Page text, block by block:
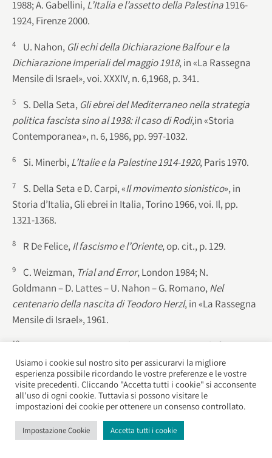
1988; A. Gabellini,L’Italia e l’assetto della Palestina1916-
1924, Firenze 2000.
4 U. Nahon, Gli echi della Dichiarazione Balfour e la
Dichiarazione Imperiali del maggio 1918, in «La Rassegna
Mensile di Israel», voi. XXXIV, n. 6,1968, p. 341.
5 S. Della Seta, Gli ebrei del Mediterraneo nella strategia
politica fascista sino al 1938: il caso di Rodi,in «Storia
Contemporanea», n. 6, 1986, pp. 997-1032.
6 Si. Minerbi,L’Italie e la Palestine 1914-1920, Paris 1970.
7 S. Della Seta e D. Carpi, «Il movimento sionistico», in
Storia d’Italia, Gli ebrei in Italia, Torino 1966, voi. Il, pp.
1321-1368.
8 R De Felice,Il fascismo e l’Oriente, op. cit., p. 129.
9 C. Weizman, Trial and Error, London 1984; N.
Goldmann – D. Lattes – U. Nahon – G. Romano,Nel
centenario della nascita di Teodoro Herzl, in «La Rassegna
Mensile di Israel», 1961.
10
Weizmann’s Politicai Activity in Italy from 1923
to 1934(in ebraico), in «Zionism», voi. 2, 1971, pp. 169-207.
11C. Weizman,Trial and Error, op. cit., p. 371.
12R De Felice,Il fascismo e l’Oriente , op. cit., p. 131.
S. Della Seta – D. Carpi, «Il movimento sionistico
Usiamo i cookie sul nostro sito per assicurarvi la migliore
esperienza possibile ricordando le vostre preferenze e le vostre
visite precedenti. Cliccando "Accetta tutti i cookie" si acconsente
all'uso di ogni cookie. Tuttavia si possono visitare le
impostazioni dei cookie per ottenere un consenso controllato.
Impostazione Cookie Accetta tutti i cookie